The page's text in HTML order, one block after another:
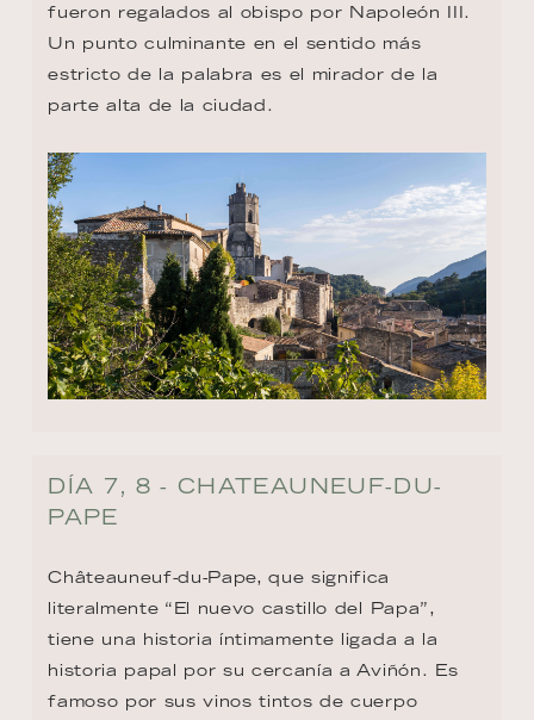
fueron regalados al obispo por Napoleón III.
Un punto culminante en el sentido más
estricto de la palabra es el mirador de la
parte alta de la ciudad.
DÍA 7, 8 - CHATEAUNEUF-DU-
PAPE
Châteauneuf-du-Pape, que significa
literalmente “El nuevo castillo del Papa”,
tiene una historia íntimamente ligada a la
historia papal por su cercanía a Aviñón. Es
famoso por sus vinos tintos de cuerpo